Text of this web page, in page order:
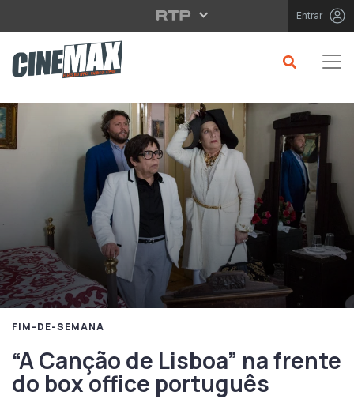
Saltar para o conteúdo principal Entrar
FIM-DE-SEMANA
“A Canção de Lisboa” na frente
do box office português